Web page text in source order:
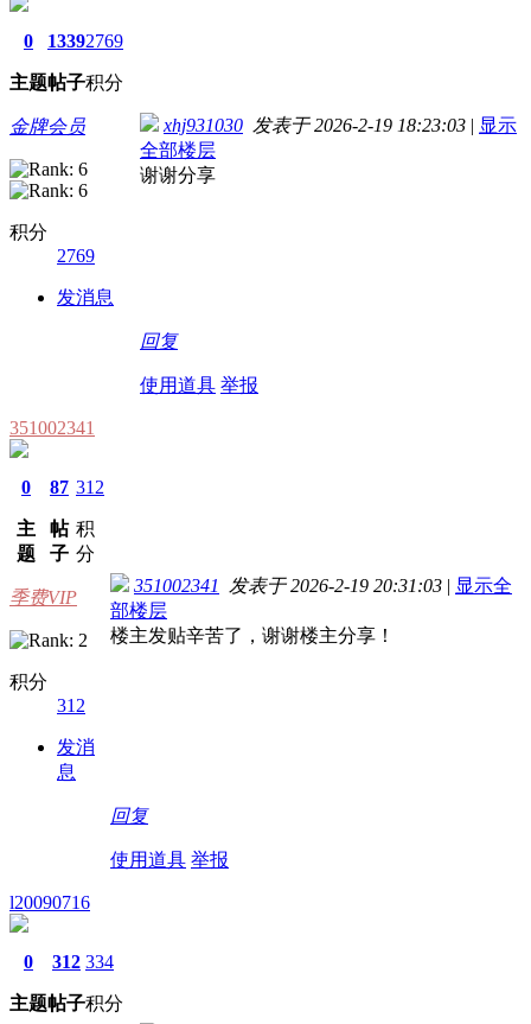
0
主题
1339
帖子
2769
积分
金牌会员
积分
2769
发消息
xhj931030 发表于 2026-2-19 18:23:03 | 显示
全部楼层
谢谢分享
回复
使用道具 举报
351002341
0
主
题
87
帖
子
312
积
分
季费VIP
积分
312
发消
息
351002341 发表于 2026-2-19 20:31:03 | 显示全
部楼层
楼主发贴辛苦了，谢谢楼主分享！
回复
使用道具 举报
l20090716
0
主题
312
帖子
334
积分